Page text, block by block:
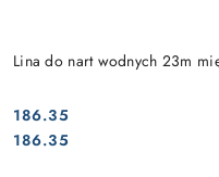
Lina do nart wodnych 23m
Cena:
186.35
Cena:
186.35